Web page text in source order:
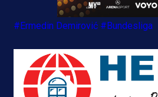
#Ermedin Demirović #Bundesliga